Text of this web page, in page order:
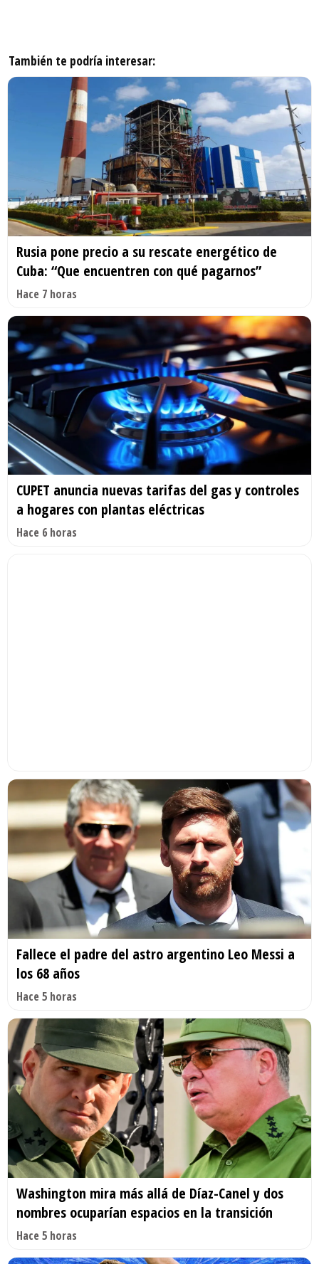
También te podría interesar:
Rusia pone precio a su rescate energético de
Cuba: “Que encuentren con qué pagarnos”
Hace 7 horas
CUPET anuncia nuevas tarifas del gas y controles
a hogares con plantas eléctricas
Hace 6 horas
Fallece el padre del astro argentino Leo Messi a
los 68 años
Hace 5 horas
Washington mira más allá de Díaz-Canel y dos
nombres ocuparían espacios en la transición
Hace 5 horas